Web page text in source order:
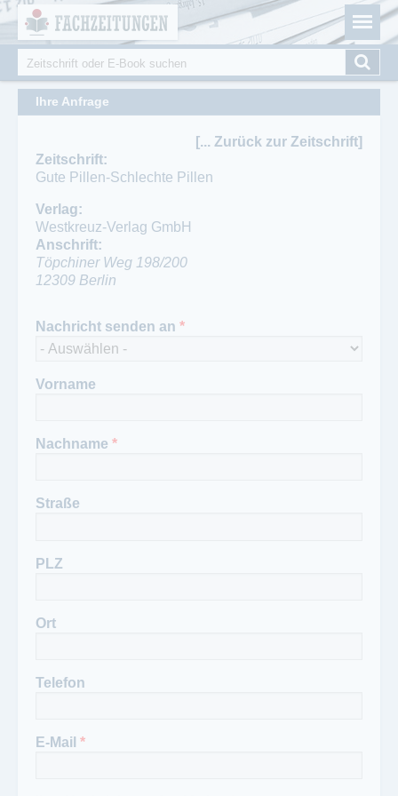
Fachzeitungen.de - Das unabhängige Portal für
Fachmagazine Fachpublikationen & eBooks
Suchformular
Suche
Ihre Anfrage
[... Zurück zur Zeitschrift]
Zeitschrift:
Gute Pillen-Schlechte Pillen
Verlag:
Westkreuz-Verlag GmbH
Anschrift:
Töpchiner Weg 198/200
12309 Berlin
Lutz Ahrens
Telefon:
Fax:
030 745 20 47
Fax:
Jörg Schaaber
Nachricht senden an *
Vorname
Nachname *
Straße
PLZ
Ort
Telefon
E-Mail *
Cookie-Einstellungen